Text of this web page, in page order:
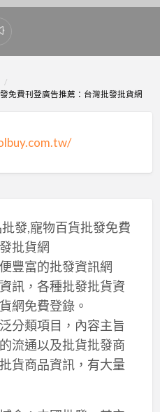
免費刊登廣告推薦：台灣批發批貨網
發,寵物百貨批發免費
批貨網
豐富的批發資訊網
訊，各種批發批貨資
網免費登錄。
分類項目，內容主旨
流通以及批貨批發商
貨商品資訊，有大量